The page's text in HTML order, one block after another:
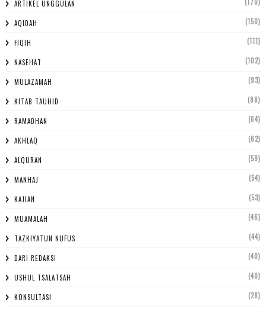
ARTIKEL UNGGULAN
AQIDAH (150)
FIQIH (111)
NASEHAT (102)
MULAZAMAH (93)
KITAB TAUHID (88)
RAMADHAN (64)
AKHLAQ (62)
ALQURAN (59)
MANHAJ (54)
KAJIAN (53)
MUAMALAH (46)
TAZKIYATUN NUFUS (44)
DARI REDAKSI (40)
USHUL TSALATSAH (40)
KONSULTASI (28)